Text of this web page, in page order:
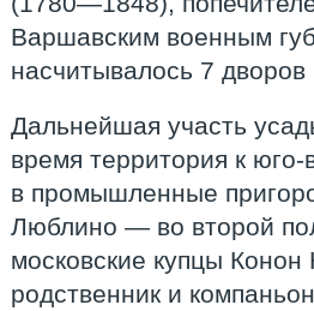
Варшавским военным
насчитывалось 7
Дальнейшая участь
время территория к
в промышленные
Люблино — во второй
московские купцы
родственник и